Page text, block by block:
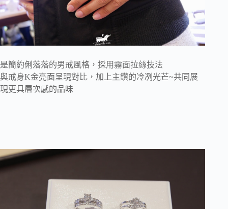
是簡約俐落落的男戒風格，採用霧面拉絲技法
與戒身K金亮面呈現對比，加上主鑽的冷冽光芒~共同展
現更具層次感的品味